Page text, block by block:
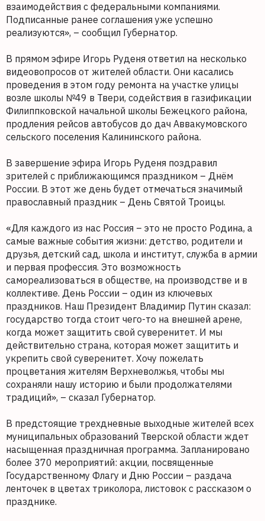
взаимодействия с федеральными компаниями.
Подписанные ранее соглашения уже успешно
реализуются», – сообщил Губернатор.
В прямом эфире Игорь Руденя ответил на несколько
видеовопросов от жителей области. Они касались
проведения в этом году ремонта на участке улицы
возле школы №49 в Твери, содействия в газификации
Филиппковской начальной школы Бежецкого района,
продления рейсов автобусов до дач Аввакумовского
сельского поселения Калининского района.
В завершение эфира Игорь Руденя поздравил
зрителей с приближающимся праздником – Днём
России. В этот же день будет отмечаться значимый
православный праздник – День Святой Троицы.
«Для каждого из нас Россия – это не просто Родина, а
самые важные события жизни: детство, родители и
друзья, детский сад, школа и институт, служба в армии
и первая профессия. Это возможность
самореализоваться в обществе, на производстве и в
коллективе. День России – один из ключевых
праздников. Наш Президент Владимир Путин сказал:
государство тогда стоит чего-то на внешней арене,
когда может защитить свой суверенитет. И мы
действительно страна, которая может защитить и
укрепить свой суверенитет. Хочу пожелать
процветания жителям Верхневолжья, чтобы мы
сохраняли нашу историю и были продолжателями
традиций», – сказал Губернатор.
В предстоящие трехдневные выходные жителей всех
муниципальных образований Тверской области ждет
насыщенная праздничная программа. Запланировано
более 370 мероприятий: акции, посвященные
Государственному Флагу и Дню России – раздача
ленточек в цветах триколора, листовок с рассказом о
празднике.